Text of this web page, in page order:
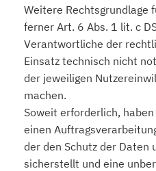
Weitere Rechtsgrundlage
ferner Art. 6 Abs. 1 lit. c
Verantwortliche der
Einsatz technisch nicht
der jeweiligen
machen.
Soweit erforderlich,
einen
der den Schutz der Daten
sicherstellt und eine